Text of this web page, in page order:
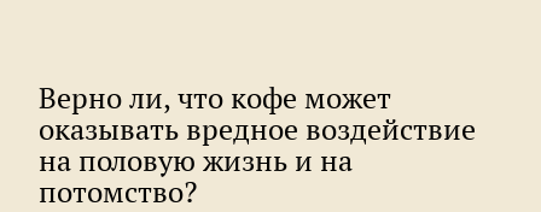
Верно ли, что кофе может
оказывать вредное воздействие
на половую жизнь и на
потомство?